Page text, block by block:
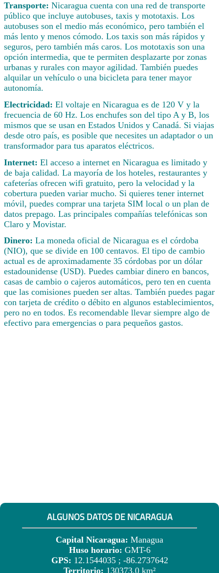
Transporte: Nicaragua cuenta con una red de transporte
público que incluye autobuses, taxis y mototaxis. Los
autobuses son el medio más económico, pero también el
más lento y menos cómodo. Los taxis son más rápidos y
seguros, pero también más caros. Los mototaxis son una
opción intermedia, que te permiten desplazarte por zonas
urbanas y rurales con mayor agilidad. También puedes
alquilar un vehículo o una bicicleta para tener mayor
autonomía.
Electricidad: El voltaje en Nicaragua es de 120 V y la
frecuencia de 60 Hz. Los enchufes son del tipo A y B, los
mismos que se usan en Estados Unidos y Canadá. Si viajas
desde otro país, es posible que necesites un adaptador o un
transformador para tus aparatos eléctricos.
Internet: El acceso a internet en Nicaragua es limitado y
de baja calidad. La mayoría de los hoteles, restaurantes y
cafeterías ofrecen wifi gratuito, pero la velocidad y la
cobertura pueden variar mucho. Si quieres tener internet
móvil, puedes comprar una tarjeta SIM local o un plan de
datos prepago. Las principales compañías telefónicas son
Claro y Movistar.
Dinero: La moneda oficial de Nicaragua es el córdoba
(NIO), que se divide en 100 centavos. El tipo de cambio
actual es de aproximadamente 35 córdobas por un dólar
estadounidense (USD). Puedes cambiar dinero en bancos,
casas de cambio o cajeros automáticos, pero ten en cuenta
que las comisiones pueden ser altas. También puedes pagar
con tarjeta de crédito o débito en algunos establecimientos,
pero no en todos. Es recomendable llevar siempre algo de
efectivo para emergencias o para pequeños gastos.
ALGUNOS DATOS DE NICARAGUA
Capital Nicaragua: Managua
Huso horario: GMT-6
GPS: 12.1544035 ; -86.2737642
Territorio: 130373.0 km²